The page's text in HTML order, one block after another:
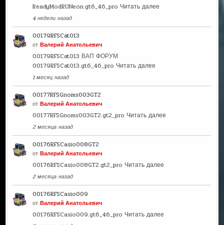
ReadyModRUNeon.gt6_46_pro Читать далее
4 недели назад
00179RFSCat013
отВалерий Анатольевич
00179RFSCat013 ВАП ФОРУМ
00179RFSCat013.gt6_46_pro Читать далее
1 месяц назад
00177RFSGnoms003GT2
отВалерий Анатольевич
00177RFSGnoms003GT2.gt2_pro Читать далее
2 месяца назад
00176RFSCasio008GT2
отВалерий Анатольевич
00176RFSCasio008GT2.gt2_pro Читать далее
2 месяца назад
00176RFSCasio009
отВалерий Анатольевич
00176RFSCasio009.gt6_46_pro Читать далее